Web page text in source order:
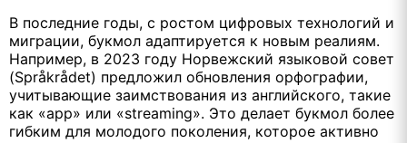
В последние годы, с ростом цифровых технологий и
миграции, букмол адаптируется к новым реалиям.
Например, в 2023 году Норвежский языковой совет
(Språkrådet) предложил обновления орфографии,
учитывающие заимствования из английского, такие
как «app» или «streaming». Это делает букмол более
гибким для молодого поколения, которое активно